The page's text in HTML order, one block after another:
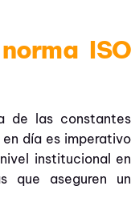
ISO
de las constantes
día es imperativo
institucional en
que aseguren un